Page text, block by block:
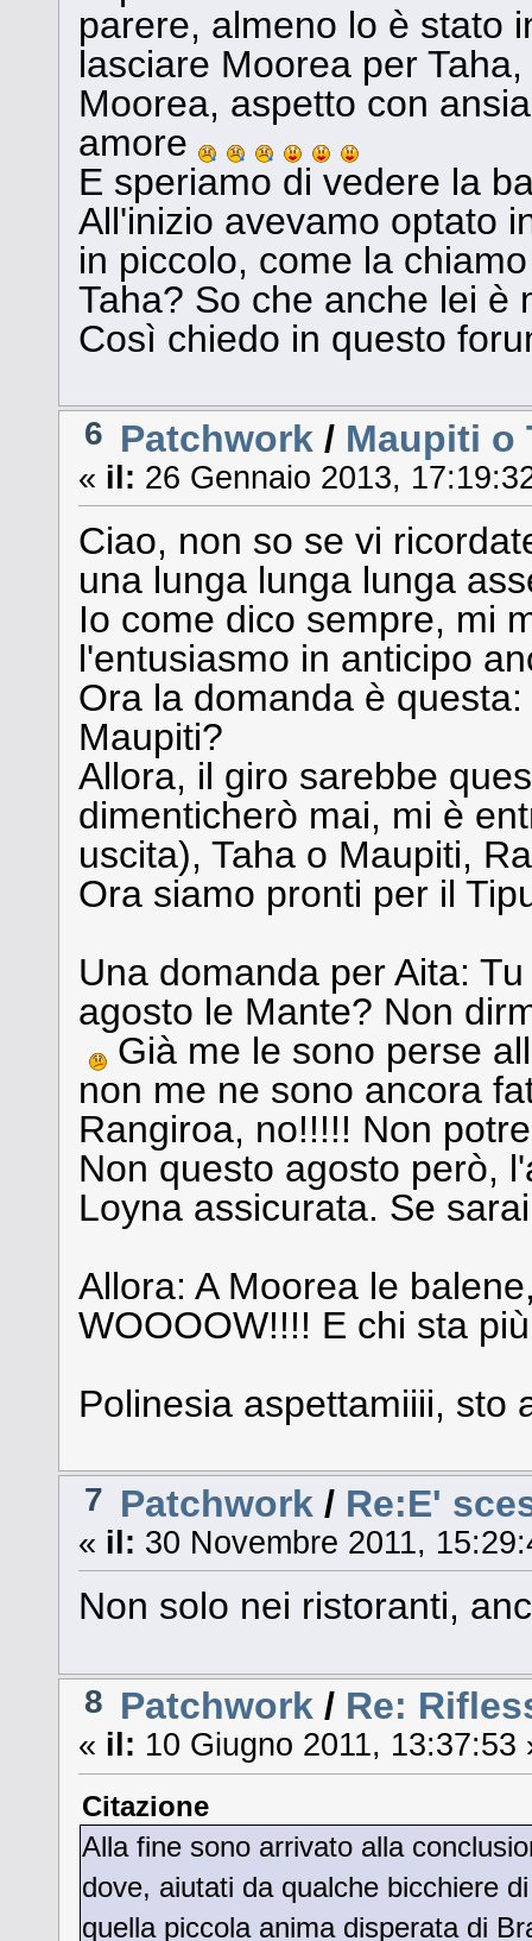
parere, almeno lo è stato
lasciare Moorea per
Moorea, aspetto con
amore
E speriamo di vedere la
All'inizio avevamo optato
in piccolo, come la
Taha? So che anche lei è
Così chiedo in questo
6 Patchwork / Maupiti o
« il: 26 Gennaio 2013,
Ciao, non so se vi
una lunga lunga lunga
Io come dico sempre, mi
l'entusiasmo in anticipo
Ora la domanda è
Maupiti?
Allora, il giro sarebbe
dimenticherò mai, mi è
uscita), Taha o Maupiti,
Ora siamo pronti per il
Una domanda per Aita:
agosto le Mante? Non
Già me le sono perse
non me ne sono ancora
Rangiroa, no!!!!! Non
Non questo agosto però,
Loyna assicurata. Se
Allora: A Moorea le
WOOOOW!!!! E chi sta
Polinesia aspettamiiii, sto
7 Patchwork / Re:E'
« il: 30 Novembre 2011,
Non solo nei ristoranti,
8 Patchwork / Re:
« il: 10 Giugno 2011, 13:37:53
Citazione
Alla fine sono arrivato alla
dove, aiutati da qualche bicchiere
quella piccola anima disperata di